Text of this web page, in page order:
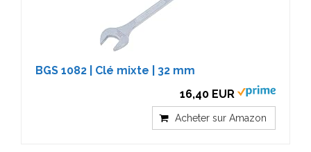
BGS 1082 | Clé mixte | 32 mm
16,40 EUR
Acheter sur Amazon